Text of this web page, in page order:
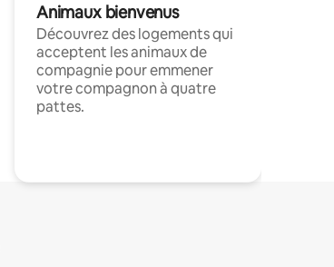
Animaux bienvenus
Découvrez des logements qui
acceptent les animaux de
compagnie pour emmener
votre compagnon à quatre
pattes.